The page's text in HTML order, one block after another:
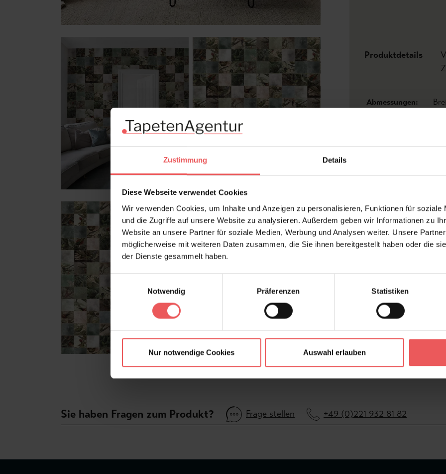
Zustimmung Details
Diese Webseite verwendet Cookies
Wir verwenden Cookies, um Inhalte und Anzeigen zu personalisieren, Funktionen für soziale
und die Zugriffe auf unsere Website zu analysieren. Außerdem geben wir Informationen zu
Website an unsere Partner für soziale Medien, Werbung und Analysen weiter. Unsere
möglicherweise mit weiteren Daten zusammen, die Sie ihnen bereitgestellt haben oder die
der Dienste gesammelt haben.
Notwendig
Präferenzen Statistiken
Nur notwendige Cookies Auswahl erlauben
Produktdetails
Abmessungen:
Druckart:
Stil:
Trägermaterial:
Sie haben Fragen zum Produkt? Frage stellen +49 (0)221 932 81 82